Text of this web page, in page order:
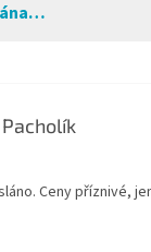
obchodu je 4 z 5
Ceny příznivé,